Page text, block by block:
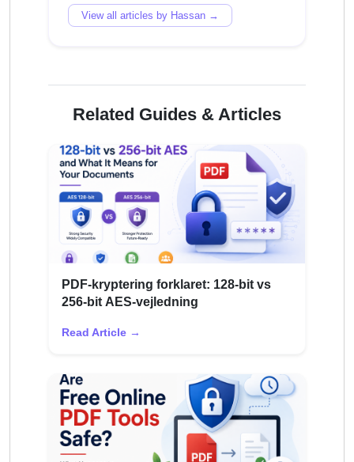
View all articles by Hassan →
Related Guides & Articles
PDF-kryptering forklaret: 128-bit vs
256-bit AES-vejledning
Read Article →